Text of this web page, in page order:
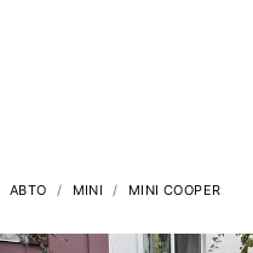
АВТО MINI MINI COOPER